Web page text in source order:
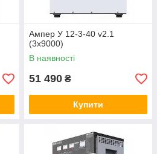
Ампер У 12-3-40 v2.1
(3х9000)
В наявності
51 490 ₴
Купити